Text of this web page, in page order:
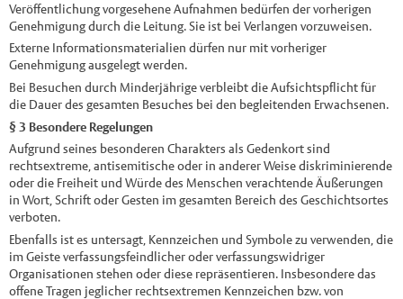
Veröffentlichung vorgesehene Aufnahmen bedürfen der vorherigen
Genehmigung durch die Leitung. Sie ist bei Verlangen vorzuweisen.
Externe Informationsmaterialien dürfen nur mit vorheriger
Genehmigung ausgelegt werden.
Bei Besuchen durch Minderjährige verbleibt die Aufsichtspflicht für
die Dauer des gesamten Besuches bei den begleitenden Erwachsenen.
§ 3 Besondere Regelungen
Aufgrund seines besonderen Charakters als Gedenkort sind
rechtsextreme, antisemitische oder in anderer Weise diskriminierende
oder die Freiheit und Würde des Menschen verachtende Äußerungen
in Wort, Schrift oder Gesten im gesamten Bereich des Geschichtsortes
verboten.
Ebenfalls ist es untersagt, Kennzeichen und Symbole zu verwenden, die
im Geiste verfassungsfeindlicher oder verfassungswidriger
Organisationen stehen oder diese repräsentieren. Insbesondere das
offene Tragen jeglicher rechtsextremen Kennzeichen bzw. von